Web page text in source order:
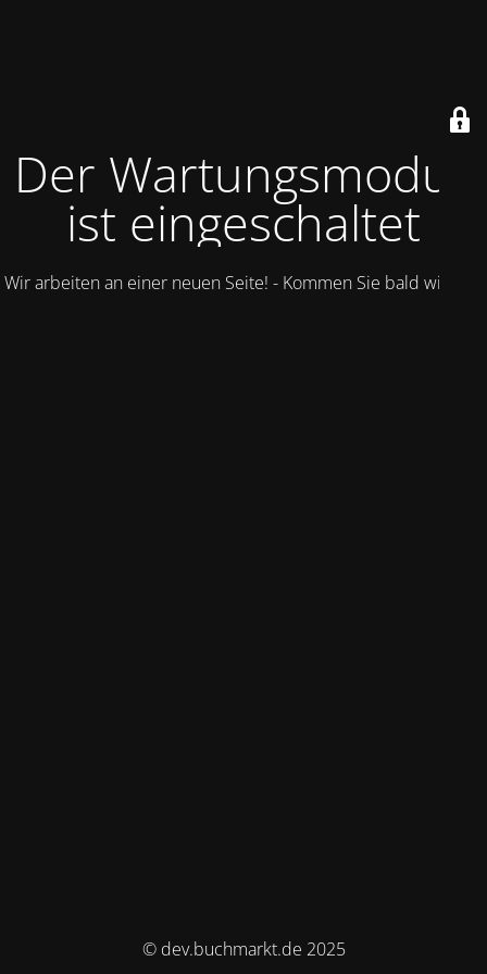
Der Wartungsmodus
ist eingeschaltet
Wir arbeiten an einer neuen Seite! - Kommen Sie bald wieder.
© dev.buchmarkt.de 2025